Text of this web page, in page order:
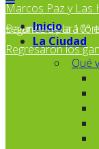
Marcos Paz y Las
seguridad para
Balance de la 10°
Regresaron los
Inicio
La Ciudad
Qué